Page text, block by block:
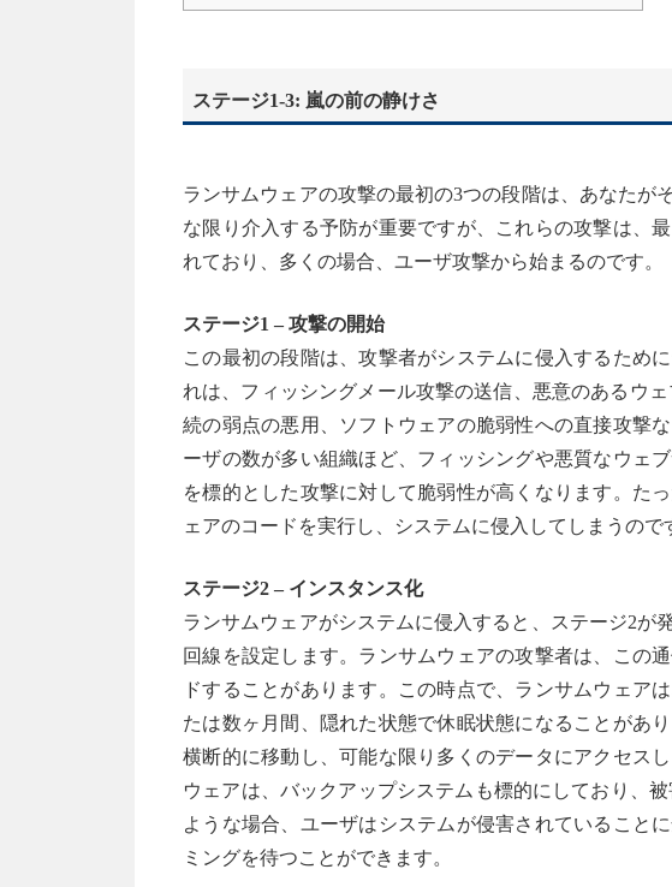
ステージ1-3: 嵐の前の静けさ
ランサムウェアの攻撃の最初の3つの段階は、あなたが
な限り介入する予防が重要ですが、これらの攻撃は、
れており、多くの場合、ユーザ攻撃から始まるのです。
ステージ1 – 攻撃の開始
この最初の段階は、攻撃者がシステムに侵入するため
れは、フィッシングメール攻撃の送信、悪意のあるウェ
続の弱点の悪用、ソフトウェアの脆弱性への直接攻撃
ーザの数が多い組織ほど、フィッシングや悪質なウェ
を標的とした攻撃に対して脆弱性が高くなります。た
ェアのコードを実行し、システムに侵入してしまうので
ステージ2 – インスタンス化
ランサムウェアがシステムに侵入すると、ステージ2が
回線を設定します。ランサムウェアの攻撃者は、この
ドすることがあります。この時点で、ランサムウェア
たは数ヶ月間、隠れた状態で休眠状態になることがあ
横断的に移動し、可能な限り多くのデータにアクセス
ウェアは、バックアップシステムも標的にしており、
ような場合、ユーザはシステムが侵害されていること
ミングを待つことができます。